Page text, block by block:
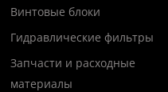
Винтовые блоки
Гидравлические фильтры
Запчасти и расходные
материалы